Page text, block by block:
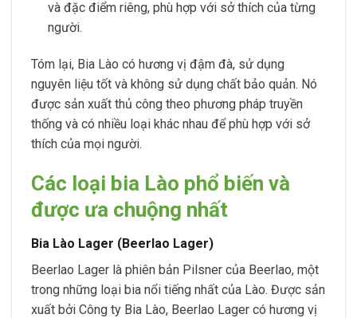
và đặc điểm riêng, phù hợp với sở thích của từng
người.
Tóm lại, Bia Lào có hương vị đậm đà, sử dụng
nguyên liệu tốt và không sử dụng chất bảo quản. Nó
được sản xuất thủ công theo phương pháp truyền
thống và có nhiều loại khác nhau để phù hợp với sở
thích của mọi người.
Các loại bia Lào phổ biến và
được ưa chuộng nhất
Bia Lào Lager (Beerlao Lager)
Beerlao Lager là phiên bản Pilsner của Beerlao, một
trong những loại bia nổi tiếng nhất của Lào. Được sản
xuất bởi Công ty Bia Lào, Beerlao Lager có hương vị